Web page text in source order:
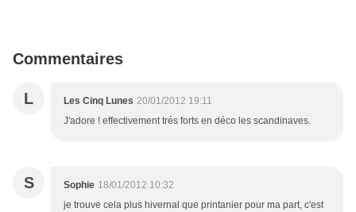
Commentaires
L Les Cinq Lunes 20/01/2012 19:11
J'adore ! effectivement trés forts en déco les scandinaves.
S Sophie 18/01/2012 10:32
je trouve cela plus hivernal que printanier pour ma part, c'est